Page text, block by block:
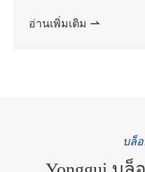
อ่านเพิ่มเติม 
บล็